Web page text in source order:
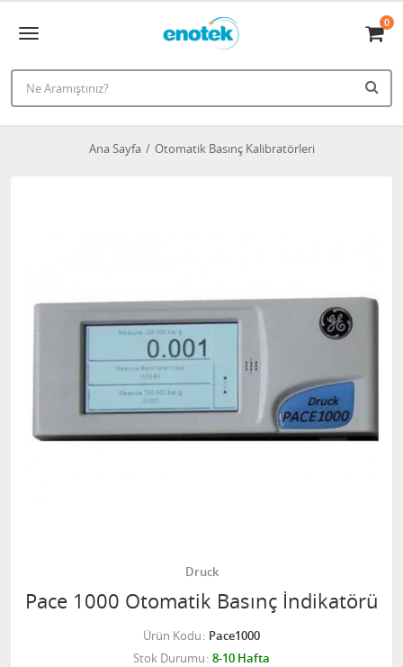
0
Ana Sayfa Otomatik Basınç Kalibratörleri
Druck
Pace 1000 Otomatik Basınç İndikatörü
Ürün Kodu Pace1000
Stok Durumu 8-10 Hafta